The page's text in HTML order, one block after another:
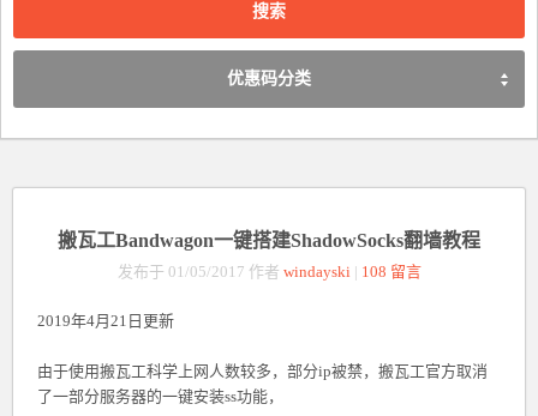
优惠码分类
搬瓦工Bandwagon一键搭建ShadowSocks翻墙教程
发布于 01/05/2017 作者 windayski| 108 留言
2019年4月21日更新
由于使用搬瓦工科学上网人数较多，部分ip被禁，搬瓦工官方取消
了一部分服务器的一键安装ss功能，